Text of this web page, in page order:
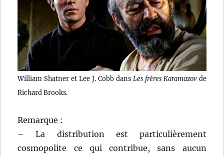
William Shatner et Lee J. Cobb dans Les frères Karamazovde
Richard Brooks.
Remarque :
– La distribution est particulièrement
cosmopolite ce qui contribue, sans aucun